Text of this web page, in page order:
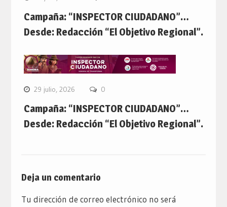
Campaña: “INSPECTOR CIUDADANO”…
Desde: Redacción “El Objetivo Regional”.
29 julio, 2026 0
Campaña: “INSPECTOR CIUDADANO”…
Desde: Redacción “El Objetivo Regional”.
Deja un comentario
Tu dirección de correo electrónico no será